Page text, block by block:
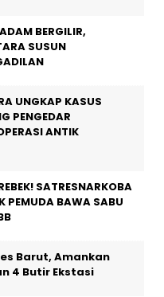
BERGILIR,
SUSUN
UNGKAP KASUS
PENGEDAR
ANTIK
SATRESNARKOBA
PEMUDA BAWA SABU
Barut, Amankan
4 Butir Ekstasi